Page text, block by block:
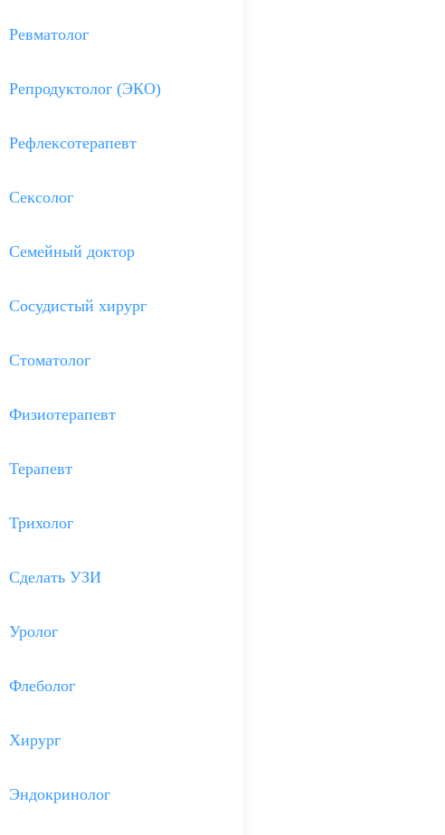
Ревматолог
Репродуктолог (ЭКО)
Рефлексотерапевт
Сексолог
Семейный доктор
Сосудистый хирург
Стоматолог
Физиотерапевт
Терапевт
Трихолог
Сделать УЗИ
Уролог
Флеболог
Хирург
Эндокринолог